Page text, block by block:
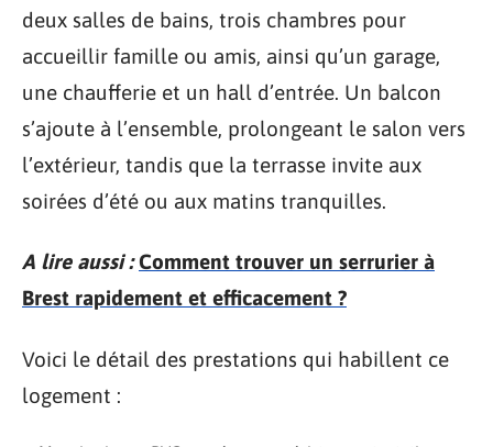
deux salles de bains, trois chambres pour
accueillir famille ou amis, ainsi qu’un garage,
une chaufferie et un hall d’entrée. Un balcon
s’ajoute à l’ensemble, prolongeant le salon vers
l’extérieur, tandis que la terrasse invite aux
soirées d’été ou aux matins tranquilles.
A lire aussi : Comment trouver un serrurier à
Brest rapidement et efficacement ?
Voici le détail des prestations qui habillent ce
logement :